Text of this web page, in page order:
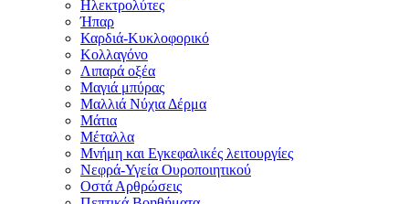
Ηλεκτρολύτες
Ήπαρ
Καρδιά-Κυκλοφορικό
Κολλαγόνο
Λιπαρά οξέα
Μαγιά μπύρας
Μαλλιά Νύχια Δέρμα
Μάτια
Μέταλλα
Μνήμη και Εγκεφαλικές λειτουργίες
Νεφρά-Υγεία Ουροποιητικού
Οστά Αρθρώσεις